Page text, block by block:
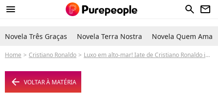
menu search newsletter
Novela Três Graças Novela Terra Nostra Novela Quem Ama
Home Cristiano Ronaldo Luxo em alto-mar! Iate de Cristiano Ronaldo impressiona com jacuzzi, academia e estrutura de mansão flutuante; conheça o Azimut de R$ 55 milhões
arrow_left VOLTAR À MATÉRIA